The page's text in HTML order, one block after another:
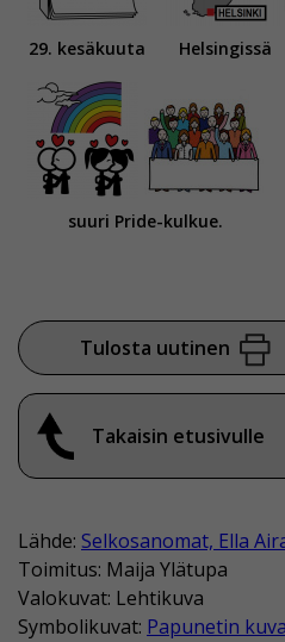
29. kesäkuuta Helsingissä
suuri Pride-kulkue.
Tulosta uutinen
Takaisin etusivulle
Lähde: Selkosanomat, Ella
Toimitus: Maija Ylätupa
Valokuvat: Lehtikuva
Symbolikuvat: Papunetin